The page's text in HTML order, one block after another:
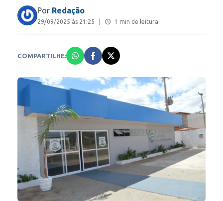
Por Redação
29/09/2025 às 21:25 1 min de leitura
COMPARTILHE: